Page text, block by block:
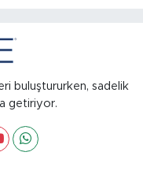
buluştururken, sadelik
getiriyor.